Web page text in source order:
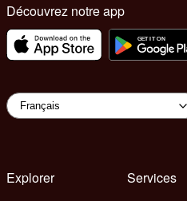
Découvrez notre app
Explorer
Services